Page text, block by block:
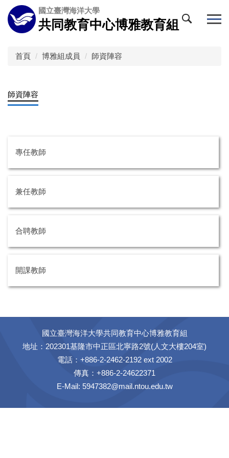
跳
到
主
國立臺灣海洋大學
共同教育中心博雅教育組
首頁 博雅組成員 師資陣容
師資陣容
專任教師
兼任教師
合聘教師
開課教師
國立臺灣海洋大學共同教育中心博雅教育組
地址：202301基隆市中正區北寧路2號(人文大樓204室)
電話：+886-2-2462-2192 ext 2002
傳真：+886-2-24622371
E-Mail: 5947382@mail.ntou.edu.tw